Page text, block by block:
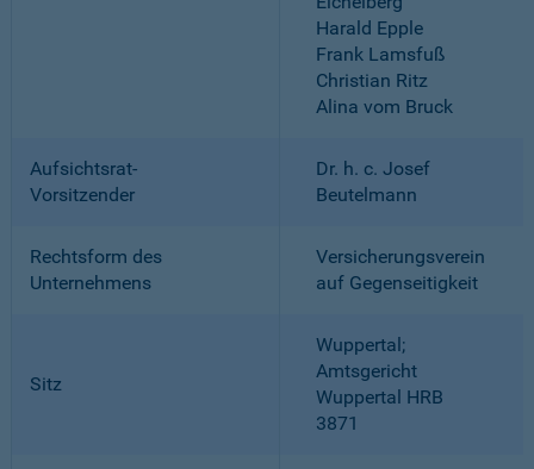
Harald Epple
Frank Lamsfuß
Christian Ritz
Alina vom Bruck
Aufsichtsrat-
Vorsitzender
Dr. h. c. Josef
Beutelmann
Rechtsform des
Unternehmens
Versicherungsverein
auf Gegenseitigkeit
Sitz
Wuppertal;
Amtsgericht
Wuppertal HRB
3871